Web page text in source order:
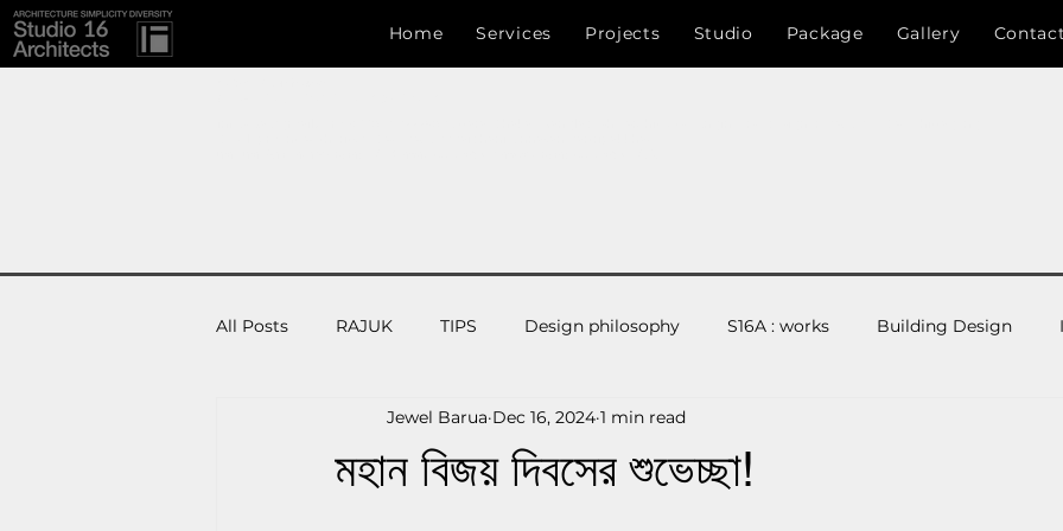
Studio 16 architects
Home Services Projects Studio Package Gallery Contact
All Posts RAJUK TIPS Design philosophy S16A : works Building Design
Landscape Design Construction Studio 16 Architects Team
মহান বিজয় দিবসের শুভেচ্ছা!
Jewel Barua Dec 16, 2024 1 min read